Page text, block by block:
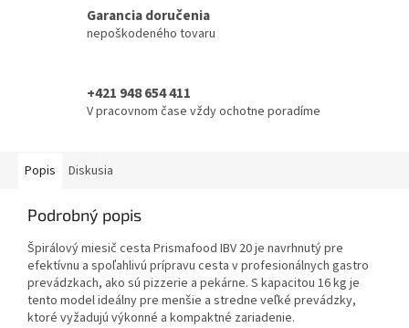
Garancia doručenia
nepoškodeného tovaru
+421 948 654 411
V pracovnom čase vždy ochotne poradíme
Popis Diskusia
Podrobný popis
Špirálový miesič cesta Prismafood IBV 20 je navrhnutý pre
efektívnu a spoľahlivú prípravu cesta v profesionálnych gastro
prevádzkach, ako sú pizzerie a pekárne. S kapacitou 16 kg je
tento model ideálny pre menšie a stredne veľké prevádzky,
ktoré vyžadujú výkonné a kompaktné zariadenie.